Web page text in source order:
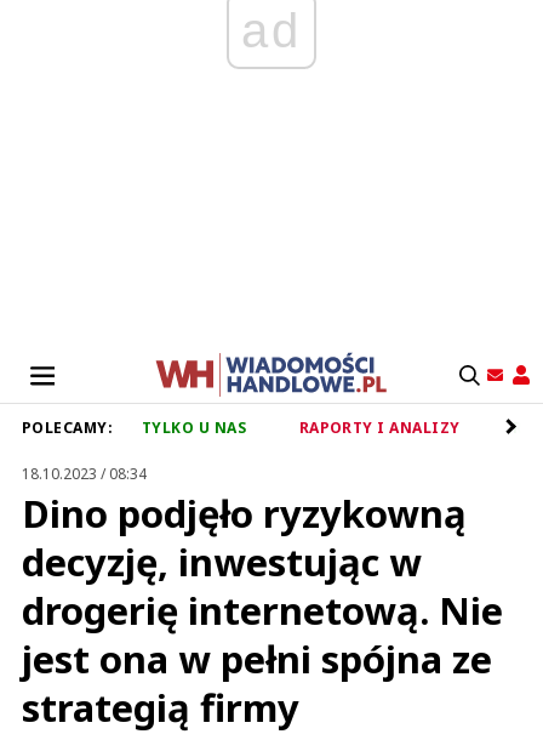
ad
POLECAMY: TYLKO U NAS RAPORTY I ANALIZY
18.10.2023 / 08:34
Dino podjęło ryzykowną
decyzję, inwestując w
drogerię internetową. Nie
jest ona w pełni spójna ze
strategią firmy